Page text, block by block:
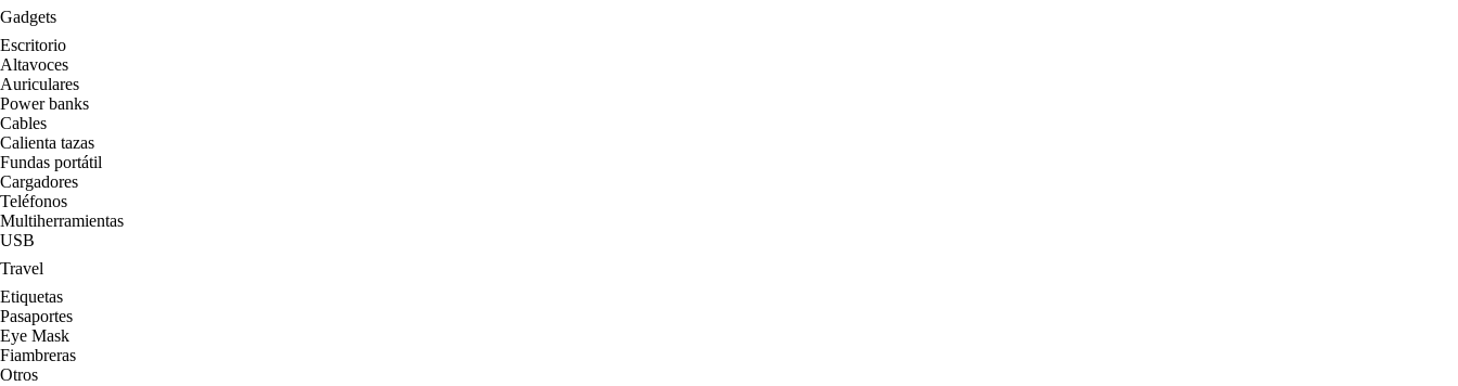
Gadgets
Escritorio
Altavoces
Auriculares
Power banks
Cables
Calienta tazas
Fundas portátil
Cargadores
Teléfonos
Multiherramientas
USB
Travel
Etiquetas
Pasaportes
Eye Mask
Fiambreras
Otros